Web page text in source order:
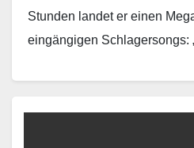
Stunden landet er einen
eingängigen Schlagersongs: